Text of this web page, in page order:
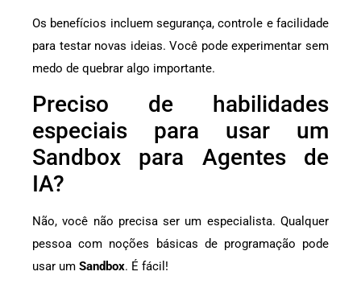
Os benefícios incluem segurança, controle e facilidade
para testar novas ideias. Você pode experimentar sem
medo de quebrar algo importante.
Preciso de habilidades
especiais para usar um
Sandbox para Agentes de
IA?
Não, você não precisa ser um especialista. Qualquer
pessoa com noções básicas de programação pode
usar um Sandbox. É fácil!